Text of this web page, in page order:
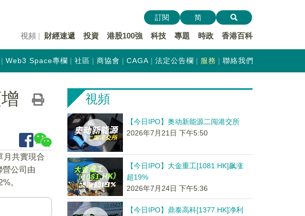
視頻 財經速遞 投資 港股100強 科技 專題 時政 香港百科
訂閱 简
Web3 Space專欄 社區 商協會 CAGA 法定公告欄 服務 聯絡我們
月共實現合
營公司由
。
視頻
【今日IPO】奥动新能源二闯港交所
2026年7月21日 下午5:50
【今日IPO】大金重工[1081.HK]飙涨
超19%
2026年7月24日 下午5:36
【今日IPO】鼎泰高科[1377.HK]净利